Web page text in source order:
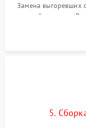
Замена выгоревших
хрупкой матрицы.
прошивка
5.